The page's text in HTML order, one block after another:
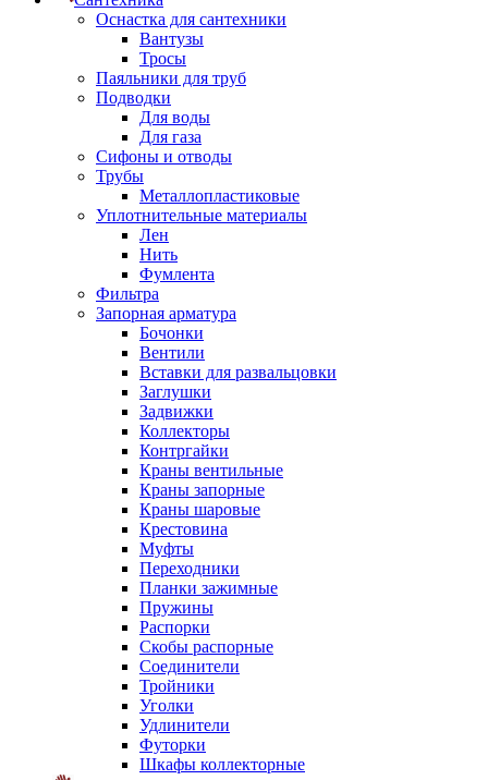
Оснастка для сантехники
Вантузы
Тросы
Паяльники для труб
Подводки
Для воды
Для газа
Сифоны и отводы
Трубы
Металлопластиковые
Уплотнительные материалы
Лен
Нить
Фумлента
Фильтра
Запорная арматура
Бочонки
Вентили
Вставки для развальцовки
Заглушки
Задвижки
Коллекторы
Контргайки
Краны вентильные
Краны запорные
Краны шаровые
Крестовина
Муфты
Переходники
Планки зажимные
Пружины
Распорки
Скобы распорные
Соединители
Тройники
Уголки
Удлинители
Футорки
Шкафы коллекторные